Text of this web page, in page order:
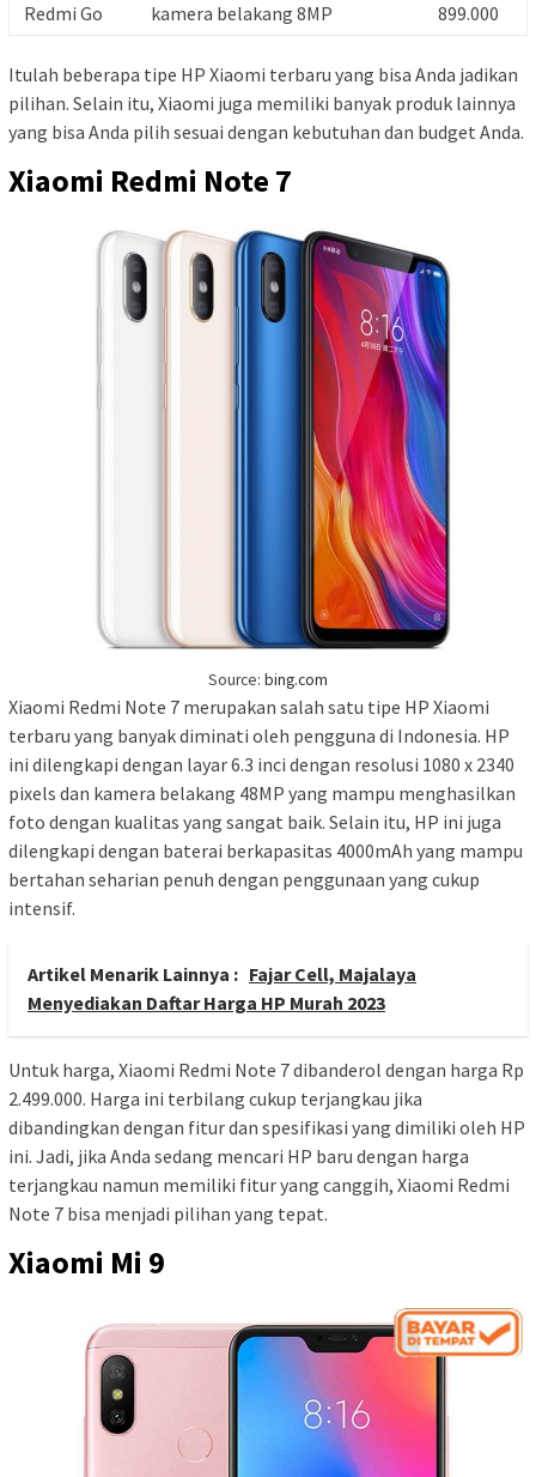
Redmi Go
kamera belakang 8MP
899.000
Itulah beberapa tipe HP Xiaomi terbaru yang bisa Anda jadikan
pilihan. Selain itu, Xiaomi juga memiliki banyak produk lainnya
yang bisa Anda pilih sesuai dengan kebutuhan dan budget Anda.
Xiaomi Redmi Note 7
Source: bing.com
Xiaomi Redmi Note 7 merupakan salah satu tipe HP Xiaomi
terbaru yang banyak diminati oleh pengguna di Indonesia. HP
ini dilengkapi dengan layar 6.3 inci dengan resolusi 1080 x 2340
pixels dan kamera belakang 48MP yang mampu menghasilkan
foto dengan kualitas yang sangat baik. Selain itu, HP ini juga
dilengkapi dengan baterai berkapasitas 4000mAh yang mampu
bertahan seharian penuh dengan penggunaan yang cukup
intensif.
Artikel Menarik Lainnya : Fajar Cell, Majalaya
Menyediakan Daftar Harga HP Murah 2023
Untuk harga, Xiaomi Redmi Note 7 dibanderol dengan harga Rp
2.499.000. Harga ini terbilang cukup terjangkau jika
dibandingkan dengan fitur dan spesifikasi yang dimiliki oleh HP
ini. Jadi, jika Anda sedang mencari HP baru dengan harga
terjangkau namun memiliki fitur yang canggih, Xiaomi Redmi
Note 7 bisa menjadi pilihan yang tepat.
Xiaomi Mi 9